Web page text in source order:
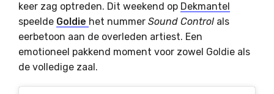
keer zag optreden. Dit weekend op Dekmantel
speelde Goldie het nummer Sound Control als
eerbetoon aan de overleden artiest. Een
emotioneel pakkend moment voor zowel Goldie als
de volledige zaal.